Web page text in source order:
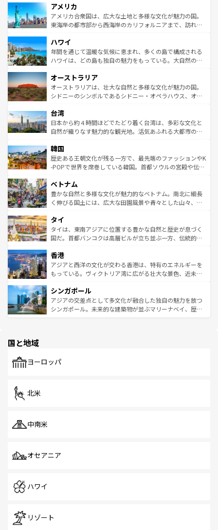
ンツ一覧を参照してほしい。
の建物がそのまま残る町や、スイスならではのユニークな
博物館もあり、アルプス観光だけでなく町歩きも満喫する
ことができる。国民の所得が高いため物価も高いが、旅行
ば市内交通費無料で観光を楽しむこともできる。 なお、新
着のスイス情報はコンテンツ一覧 を参照してほしい。
アメリカ
アメリカ合衆国は、広大な土地と多様な文化が魅力の国。
東海岸の都市部から西海岸のカリフォルニアまで、訪れる
のような巨大都市は、観光、ショッピング、エンターテイ
ンメントが詰まった刺激的なスポットだ。一方、アメリカ
西部には大自然が広がり、グランドキャニオンやイエロー
部のニューオーリンズでは、音楽と美食が融合した独特の
文化が魅力。旅行者はアメリカの各地域で異なる魅力を楽
しみながら、その多様性と豊かな歴史を感じることができ
ならではの贅沢な旅のスタイルだ。 なお、新着のアメリカ
情報はコンテンツ一覧を参照してほしい。
ハワイ
年間を通じて温暖な気候に恵まれ、多くの島で構成される
ハワイは、どの島も独自の魅力をもっている。大自然の神
ワイ島は見逃せない。また、定番の観光地といえばオアフ
島だが、静かな自然を求めるならマウイ島やカウアイ島が
おすすめ。エメラルドグリーンに輝く海をはじめ、豊かな
れるおもてなしの心で訪れる人々を迎えてくれるハワイの
人々、おいしいローカルフードやハワイアンミュージッ
ク、伝統的なフラダンスなど、すべてがハワイの魅力を彩
ワイを、存分に味わってほしい。 なお、新着のハワイ情報
はコンテンツ一覧を参照してほしい。
オーストラリア
オーストラリアは、壮大な自然と多様な文化が魅力の国。
シドニーのシンボルであるシドニー・オペラハウス、オー
リアリーフや大陸中央部にそびえるウルル（エアーズロッ
ク）、タスマニアの美しい原生林やケアンズの熱帯雨林な
ど、見どころがたくさん。また、カフェやワイン、オージ
いる。アクティビティも充実しており、サーフィンやダイ
ビング、ハイキングなど、アウトドア好きにはたまらな
い。オーストラリアの多彩な魅力を存分に味わいつくそ
参照してほしい。
台湾
日本から約４時間ほどでたどり着く台湾は、多彩な文化と
自然が織りなす魅力的な観光地。活気あふれる大都市の台
ン）、静ひつな山岳地帯である台湾東部など、都市の喧騒
と山間の静けさが共存しており、訪れる人に新しい発見と
驚きをもたらしてくれる。また、奥深い台湾の食文化も魅
容にもいいと評判のスイーツなど、バラエティ豊かな料理
が味わえる。 なお、新着の台湾情報は コンテンツ一覧を参
照してほしい。
韓国
歴史ある王朝文化が残る一方で、最先端のファッションやK
-POPで世界を席巻している韓国。首都ソウルの宮殿や伝統
き、地方に足を延ばせば四季折々の自然美を楽しむことが
できる。そして、キムチや焼肉、絶品のストリートフード
まで、さまざまな韓国料理が待っている。夜には、韓国な
リティに包まれながら、韓国の多彩な魅力を心ゆくまで味
わってみてほしい。 なお、新着の韓国情報はコンテンツ一
覧を参照してほしい。
ベトナム
豊かな自然と多様な文化が魅力的なベトナム。南北に細長
く伸びる国土には、広大な田園風景や青々とした山々、世
急速な発展と共に伝統が息づく。ハノイの古い町並みやホ
ーチミン市のフランス統治時代の建物も、独特の雰囲気を
醸し出している。また、バラエティの豊かさとおいしさで
とつ。フォーやバインミー、ベトナムコーヒーなどは、ぜ
ひ現地で味わいたい。どの地域を訪れてもあたたかい人々
が旅行者を迎えてくれるので、きっと忘れられない旅にな
参照してほしい。
タイ
タイは、東南アジアに位置する豊かな自然と歴史が息づく
国だ。首都バンコクは高層ビルが立ち並ぶ一方、伝統的な
の活気が交差している。北部ではチェンマイなどの山岳地
帯で自然と触れ合い、南部ではプーケットやクラビの美し
いビーチでリゾート気分を楽しむことができる。タイ料理
激する。気候は一年中温暖で、どの季節にも異なる楽しみ
が待っている。親しみやすいタイの人々、仏教を中心とし
た文化、そして多様な観光資源が、訪れる旅人を魅了し続
香港
アジアと西洋の文化が交わる香港は、特有のエネルギーを
もっている。ヴィクトリア湾に広がる壮大な景色、近未来
み、どこを訪れても感動するはず。観光スポットが密集し
ており、効率よく見どころを回れるのも魅力。息をのむよ
うな絶景から文化的な体験まで、香港を存分に楽しみ尽く
シンガポール
アジアの交差点として多文化が融合した独自の魅力を放つ
シンガポール。未来的な建築物が並ぶマリーナベイ、歴史
で、ホーカーズは地元の風情を楽しめる外せないスポット
国と地域
ヨーロッパ
北米
中南米
オセアニア
ハワイ
リゾート